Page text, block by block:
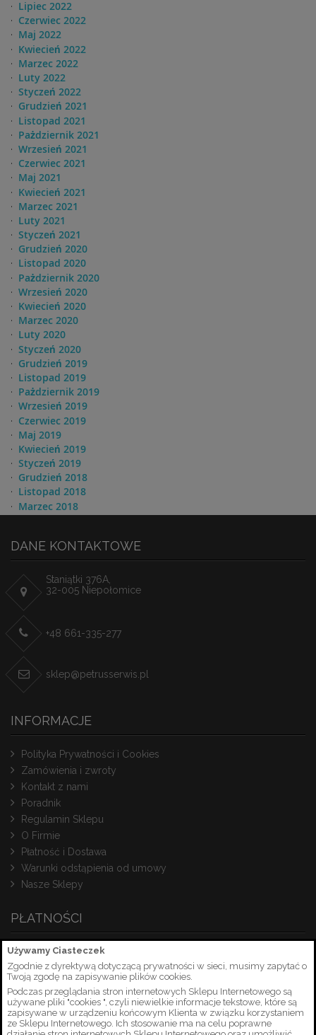
Używamy Ciasteczek
Zgodnie z dyrektywą dotyczącą prywatności w sieci, musimy zapytać o
Twoją zgodę na zapisywanie plików cookies.
Podczas przeglądania stron internetowych Sklepu Internetowego są
używane pliki "cookies ", czyli niewielkie informacje tekstowe, które są
zapisywane w urządzeniu końcowym Klienta w związku korzystaniem
ze Sklepu Internetowego. Ich stosowanie ma na celu poprawne
Lipiec 2022
Czerwiec 2022
Maj 2022
Kwiecień 2022
Marzec 2022
Luty 2022
Styczeń 2022
Grudzień 2021
Listopad 2021
Pażdziernik 2021
Wrzesień 2021
Czerwiec 2021
Maj 2021
Kwiecień 2021
Marzec 2021
Luty 2021
Styczeń 2021
Grudzień 2020
Listopad 2020
Pażdziernik 2020
Wrzesień 2020
Kwiecień 2020
Marzec 2020
Luty 2020
Styczeń 2020
Grudzień 2019
Listopad 2019
Pażdziernik 2019
Wrzesień 2019
Czerwiec 2019
Maj 2019
Kwiecień 2019
Styczeń 2019
Grudzień 2018
Listopad 2018
Marzec 2018
DANE KONTAKTOWE
Staniątki 376A,
32-005 Niepołomice
+48 661-335-277
sklep@petrusserwis.pl
INFORMACJE
Polityka Prywatności i Cookies
Zamówienia i zwroty
Kontakt z nami
Poradnik
Regulamin Sklepu
O Firmie
Płatność i Dostawa
Warunki odstąpienia od umowy
Nasze Sklepy
PŁATNOŚCI